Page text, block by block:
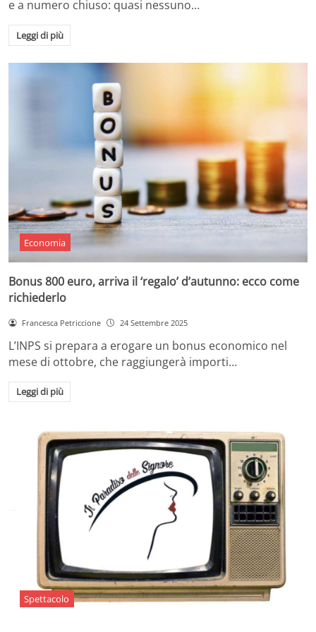
e a numero chiuso: quasi nessuno…
Leggi di più
Economia
Bonus 800 euro, arriva il ‘regalo’ d’autunno: ecco come
richiederlo
Francesca Petriccione 24 Settembre 2025
L’INPS si prepara a erogare un bonus economico nel
mese di ottobre, che raggiungerà importi…
Leggi di più
Spettacolo